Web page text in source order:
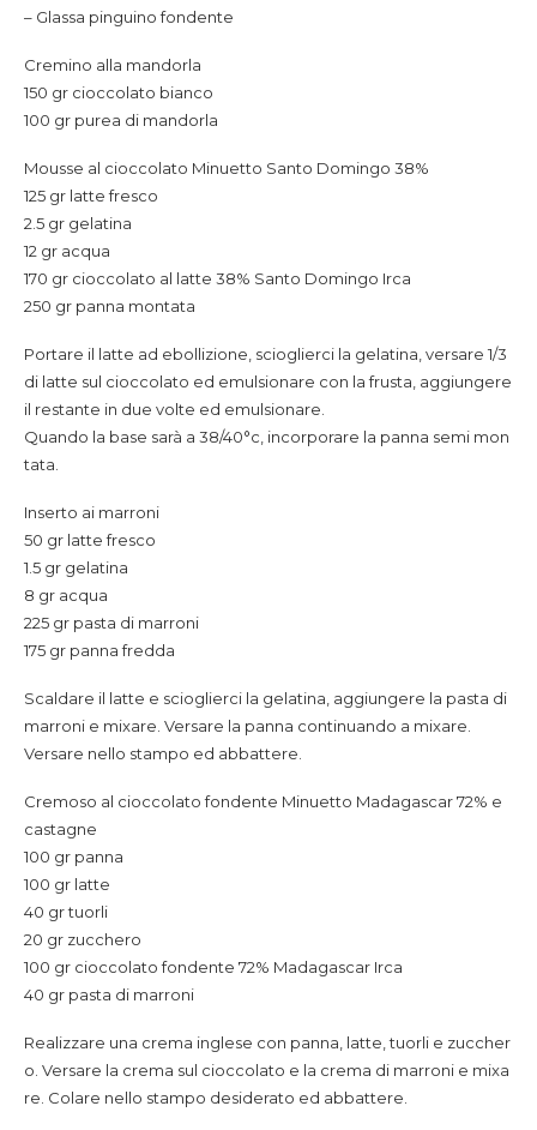
– Glassa pinguino fondente
Cremino alla mandorla
150 gr cioccolato bianco
100 gr purea di mandorla
Mousse al cioccolato Minuetto Santo Domingo 38%
125 gr latte fresco
2.5 gr gelatina
12 gr acqua
170 gr cioccolato al latte 38% Santo Domingo Irca
250 gr panna montata
Portare il latte ad ebollizione, scioglierci la gelatina, versare 1/3
di latte sul cioccolato ed emulsionare con la frusta, aggiungere
il restante in due volte ed emulsionare.
Quando la base sarà a 38/40°c, incorporare la panna semi mon
tata.
Inserto ai marroni
50 gr latte fresco
1.5 gr gelatina
8 gr acqua
225 gr pasta di marroni
175 gr panna fredda
Scaldare il latte e scioglierci la gelatina, aggiungere la pasta di
marroni e mixare. Versare la panna continuando a mixare.
Versare nello stampo ed abbattere.
Cremoso al cioccolato fondente Minuetto Madagascar 72% e
castagne
100 gr panna
100 gr latte
40 gr tuorli
20 gr zucchero
100 gr cioccolato fondente 72% Madagascar Irca
40 gr pasta di marroni
Realizzare una crema inglese con panna, latte, tuorli e zuccher
o. Versare la crema sul cioccolato e la crema di marroni e mixa
re. Colare nello stampo desiderato ed abbattere.